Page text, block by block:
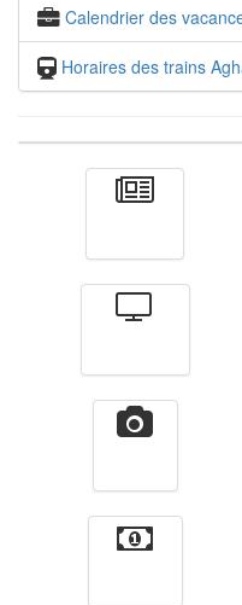
Calendrier des
Horaires des trains